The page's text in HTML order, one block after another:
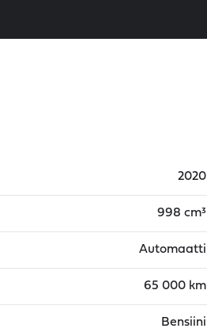
2020
998 cm³
Automaatti
65 000 km
Bensiini